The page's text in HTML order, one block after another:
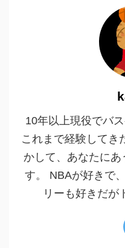
10年以上現役でバ
これまで経験してき
かして、あなたにあ
す。 NBAが好きで
リーも好きだが